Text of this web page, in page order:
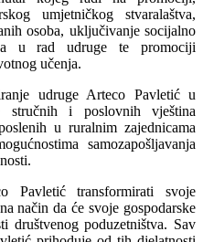
umjetničkog stvaralaštva,
osoba, uključivanje socijalno
u rad udruge te promociji
učenja.
udruge Arteco Pavletić u
stručnih i poslovnih vještina
u ruralnim zajednicama
samozapošljavanja
Pavletić transformirati svoje
način da će svoje gospodarske
društvenog poduzetništva. Sav